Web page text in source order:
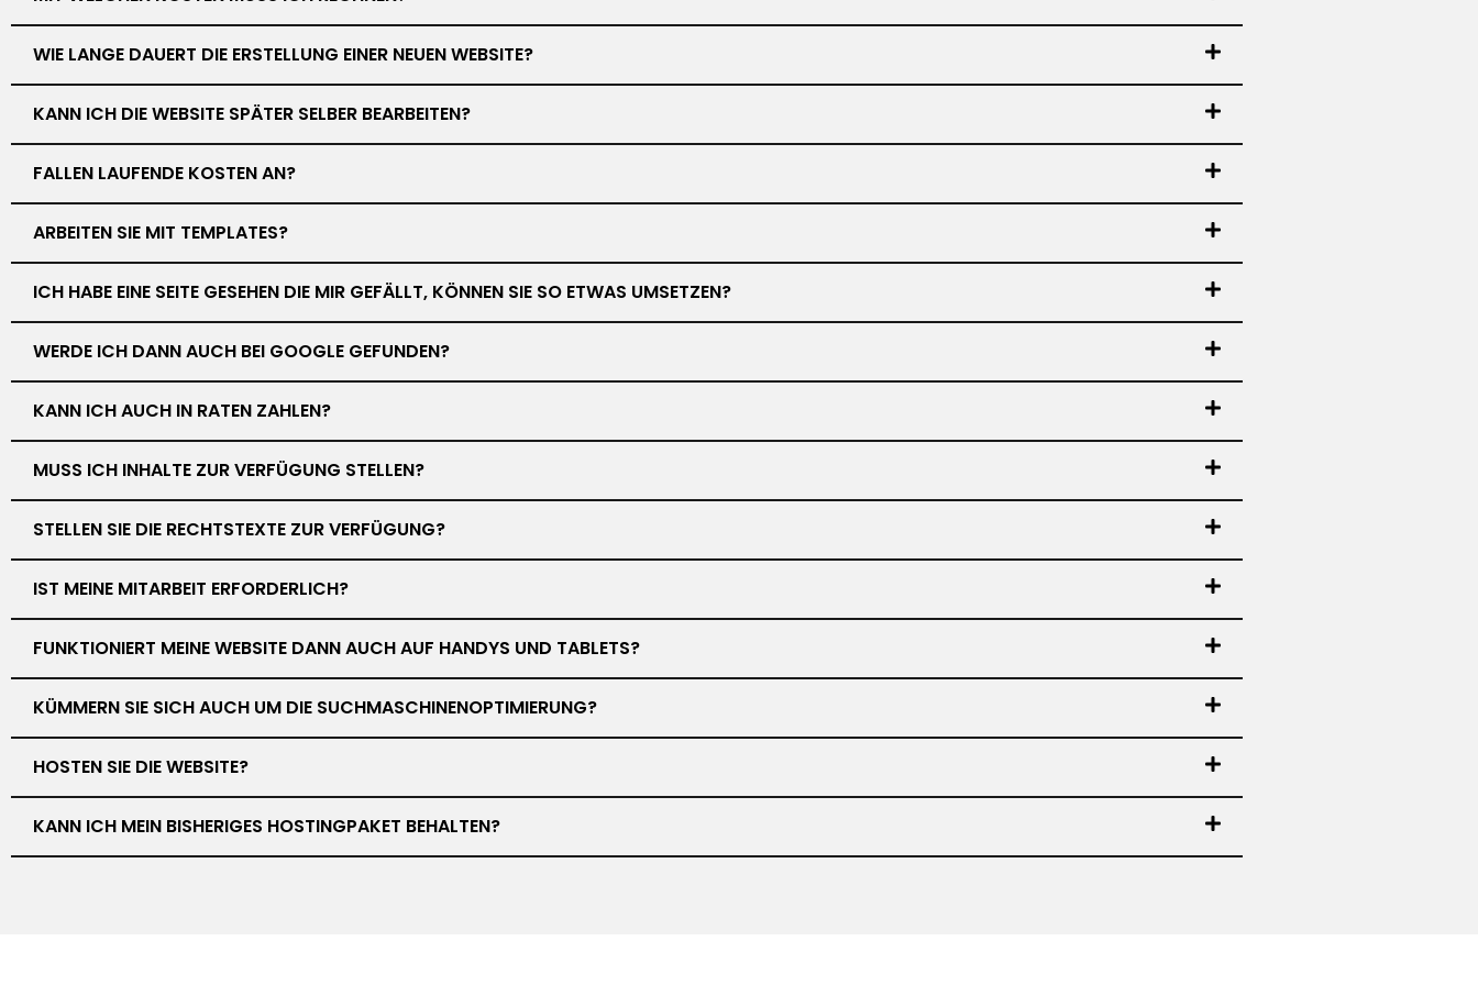
WIE LANGE DAUERT DIE ERSTELLUNG EINER NEUEN WEBSITE?
KANN ICH DIE WEBSITE SPÄTER SELBER BEARBEITEN?
FALLEN LAUFENDE KOSTEN AN?
ARBEITEN SIE MIT TEMPLATES?
ICH HABE EINE SEITE GESEHEN DIE MIR GEFÄLLT, KÖNNEN SIE SO ETWAS UMSETZEN?
WERDE ICH DANN AUCH BEI GOOGLE GEFUNDEN?
KANN ICH AUCH IN RATEN ZAHLEN?
MUSS ICH INHALTE ZUR VERFÜGUNG STELLEN?
STELLEN SIE DIE RECHTSTEXTE ZUR VERFÜGUNG?
IST MEINE MITARBEIT ERFORDERLICH?
FUNKTIONIERT MEINE WEBSITE DANN AUCH AUF HANDYS UND TABLETS?
KÜMMERN SIE SICH AUCH UM DIE SUCHMASCHINENOPTIMIERUNG?
HOSTEN SIE DIE WEBSITE?
KANN ICH MEIN BISHERIGES HOSTINGPAKET BEHALTEN?